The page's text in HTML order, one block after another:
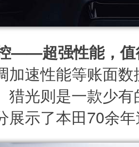
——超强性能，值
加速性能等账面
猎光则是一款少
展示了本田70余